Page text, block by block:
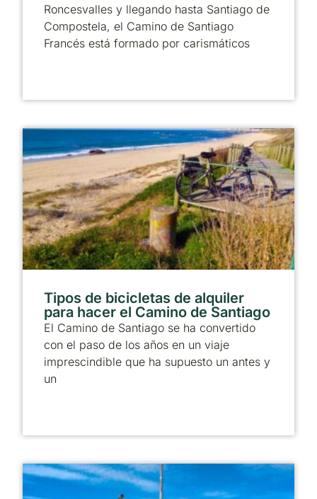
Roncesvalles y llegando hasta Santiago de
Compostela, el Camino de Santiago
Francés está formado por carismáticos
Tipos de bicicletas de alquiler
para hacer el Camino de Santiago
El Camino de Santiago se ha convertido
con el paso de los años en un viaje
imprescindible que ha supuesto un antes y
un